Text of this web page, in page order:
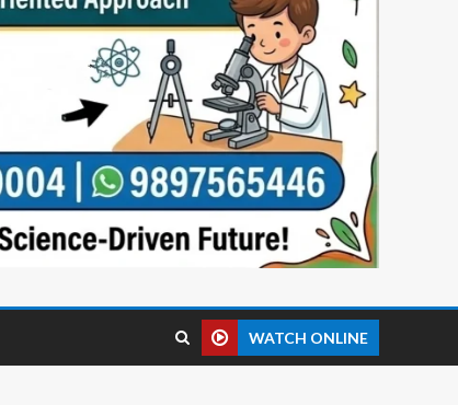
WATCH ONLINE